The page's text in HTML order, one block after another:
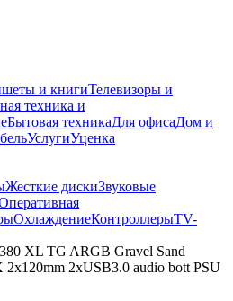
и книгиТелевизоры и
техника и
Бытовая техникаДля офисаДом и
УслугиУценка
Жесткие дискиЗвуковые
ОхлаждениеКонтроллерыTV-
XL TG ARGB Gravel Sand
2xUSB3.0 audio bott PSU